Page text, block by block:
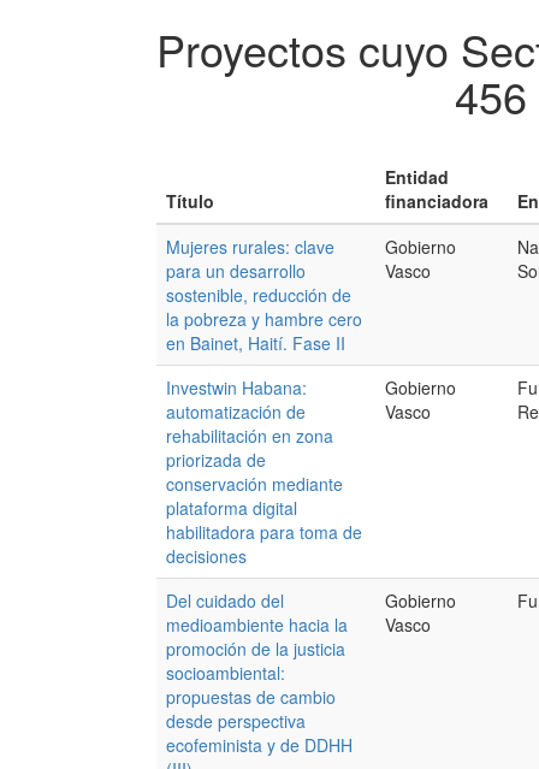
Proyectos cuyo
Título
Entidad
financiadora
Mujeres rurales: clave
para un desarrollo
sostenible, reducción de
la pobreza y hambre cero
en Bainet, Haití. Fase II
Gobierno
Vasco
Investwin Habana:
automatización de
rehabilitación en zona
priorizada de
conservación mediante
plataforma digital
habilitadora para toma de
decisiones
Gobierno
Vasco
Del cuidado del
medioambiente hacia la
promoción de la justicia
socioambiental:
propuestas de cambio
desde perspectiva
ecofeminista y de DDHH
Gobierno
Vasco